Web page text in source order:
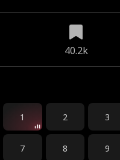
40.2k
1 2 3
7 8 9